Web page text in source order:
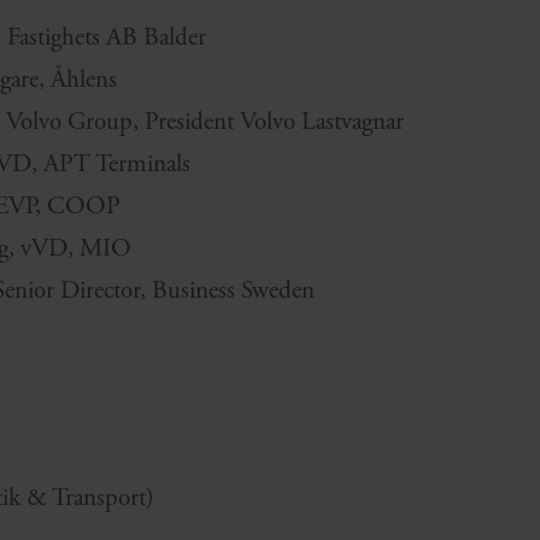
AB Balder
Åhlens
Group, President Volvo Lastvagnar
APT Terminals
COOP
vVD, MIO
Director, Business Sweden
& Transport)